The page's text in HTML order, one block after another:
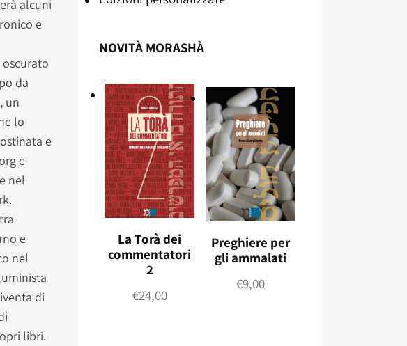
alcuni
e
oscurato
da
un
lo
e
e
nel
e
nel
di
libri.
NOVITÀ MORASHÀ
La Torà dei
commentatori
2
€24,00
Preghiere per
gli ammalati
€9,00